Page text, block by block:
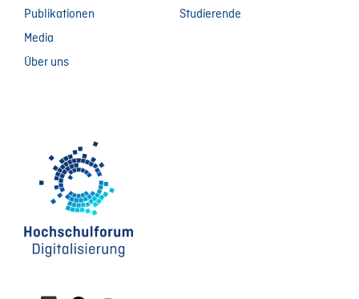
Publikationen
Media
Über uns
Studierende